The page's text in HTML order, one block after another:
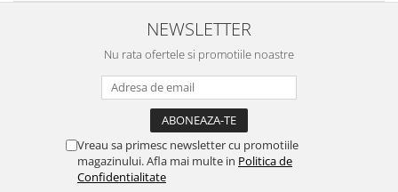
NEWSLETTER
Nu rata ofertele si promotiile noastre
Vreau sa primesc newsletter cu promotiile
magazinului. Afla mai multe in Politica de
Confidentialitate